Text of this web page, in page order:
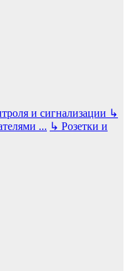
и сигнализации ↳
... ↳ Розетки и